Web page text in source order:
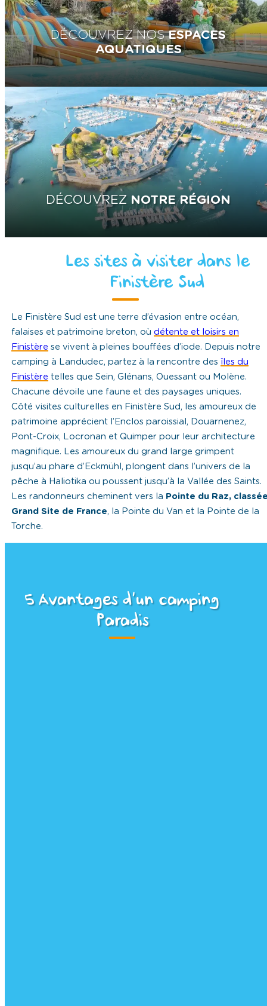
DÉCOUVREZ NOSESPACES
AQUATIQUES
DÉCOUVREZ NOTRE RÉGION
Les sites à visiter dans le
Finistère Sud
Le Finistère Sud est une terre d’évasion entre océan,
falaises et patrimoine breton, oùdétente et loisirs en
Finistère se vivent à pleines bouffées d’iode. Depuis notre
camping à Landudec, partez à la rencontre desîles du
Finistère telles que Sein, Glénans, Ouessant ou Molène.
Chacune dévoile une faune et des paysages uniques.
Côté visites culturelles en Finistère Sud, les amoureux de
patrimoine apprécient l’Enclos paroissial, Douarnenez,
Pont-Croix, Locronan et Quimper pour leur architecture
magnifique. Les amoureux du grand large grimpent
jusqu’au phare d’Eckmühl, plongent dans l’univers de la
pêche à Haliotika ou poussent jusqu’à la Vallée des Saints.
Les randonneurs cheminent vers la Pointe du Raz,
Grand Site de France, la Pointe du Van et la Pointe de la
Torche.
5 Avantages d’un camping
Paradis